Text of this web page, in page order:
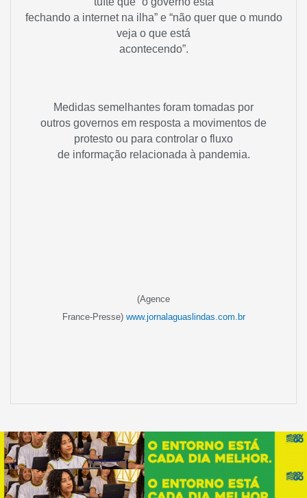
fechando a internet na ilha” e “não quer que o mundo
veja o que está
acontecendo”.
Medidas semelhantes foram tomadas por
outros governos em resposta a movimentos de
protesto ou para controlar o fluxo
de informação relacionada à pandemia.
(Agence
France-Presse) www.jornalaguaslindas.com.br